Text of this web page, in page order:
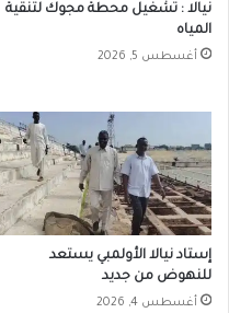
نيالا : تشغيل محطة مجوك لتنقية
المياه
أغسطس 5, 2026
إستاد نيالا الأولمبي يستعد
للنهوض من جديد
أغسطس 4, 2026